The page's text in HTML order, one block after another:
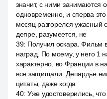
значит, с ними занимаются
одновременно, и сперва
месяц разгорелся ужасный
депре, разумеется, не
39: Получил оскара. Фильм
наград. По моему, у него 1
характерно, во Франции в
все защищали. Депардье
цитаты, даже когда
40: Уже удостоверились, что